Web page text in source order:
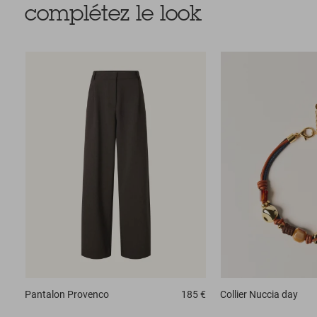
complétez le look
Pantalon Provenco 185 € Collier Nuccia day